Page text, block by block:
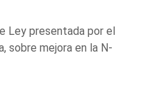
Ley presentada por el
sobre mejora en la N-